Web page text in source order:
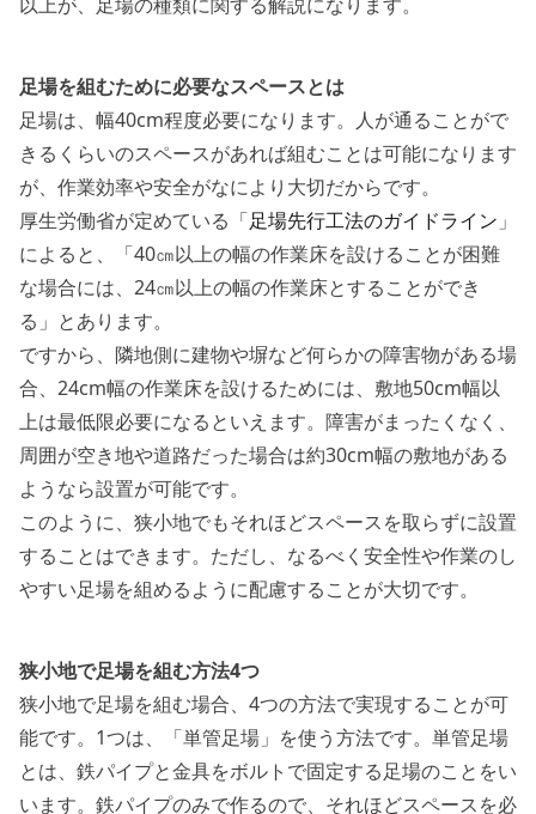
足場を組むために必要なスペースとは
足場は、幅40cm程度必要になります。人が通ることがで
きるくらいのスペースがあれば組むことは可能になります
が、 作業効率や安全がなにより大切だからです。
厚生労働省が定めている「足場先行工法のガイドライン 」
によると、「40㎝以上の幅の作業床を設けることが困難
な場合には、24㎝以上の幅の作業床とすることができ
る」とあります。
ですから、隣地側に建物や塀など何らかの障害物がある場
合、24cm幅の作業床を設けるためには、敷地50cm幅以
上は最低限必要になるといえます。障害がまったくなく、
周囲が空き地や道路だった場合は約30cm幅の敷地がある
ようなら設置が可能です。
このように、狭小地でもそれほどスペースを取らずに設置
することはできます。ただし、なるべく安全性や作業のし
やすい足場を組めるように配慮することが大切です。
狭小地で足場を組む方法4つ
狭小地で足場を組む場合、4つの方法で実現することが可
能です。1つは、「単管足場」を使う方法です。単管足場
とは、鉄パイプと金具をボルトで固定する足場のことをい
います。鉄パイプのみで作るので、それほどスペースを必